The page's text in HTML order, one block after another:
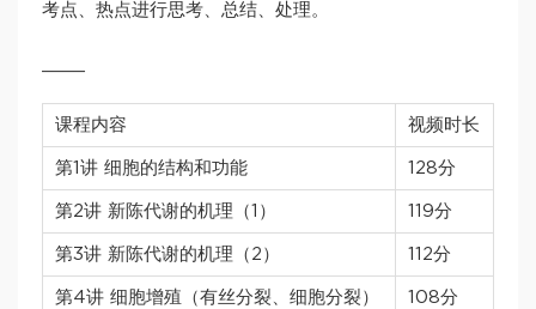
考点、热点进行思考、总结、处理。
课程内容 视频时长
第1讲 细胞的结构和功能 128分
第2讲 新陈代谢的机理（1） 119分
第3讲 新陈代谢的机理（2） 112分
第4讲 细胞增殖（有丝分裂、细胞分裂） 108分